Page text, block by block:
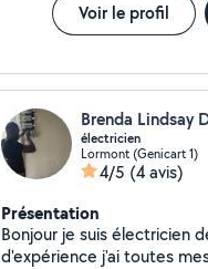
Voir le profil
électricien
Lormont (Genicart 1)
4/5 (4 avis)
Présentation
Bonjour je suis électricien
d'expérience j'ai toutes